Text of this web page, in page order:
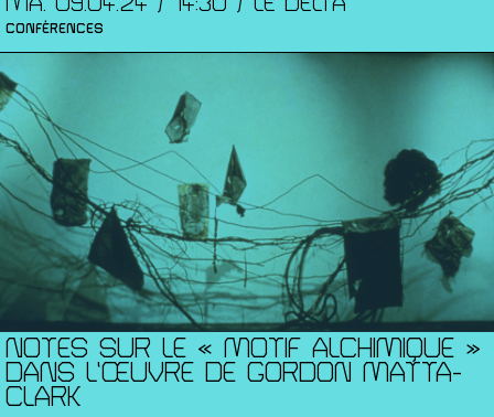
CONFÉRENCES
NOTES SUR LE « MOTIF ALCHIMIQUE »
DANS L’ŒUVRE DE GORDON MATTA-
CLARK